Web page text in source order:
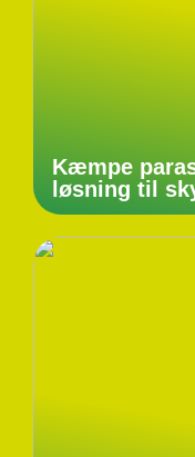
Kæmpe
løsning til